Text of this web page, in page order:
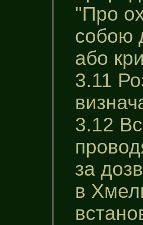
"Про
собою
або
3.11
3.12
за
в